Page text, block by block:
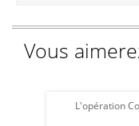
Vous
L'opération